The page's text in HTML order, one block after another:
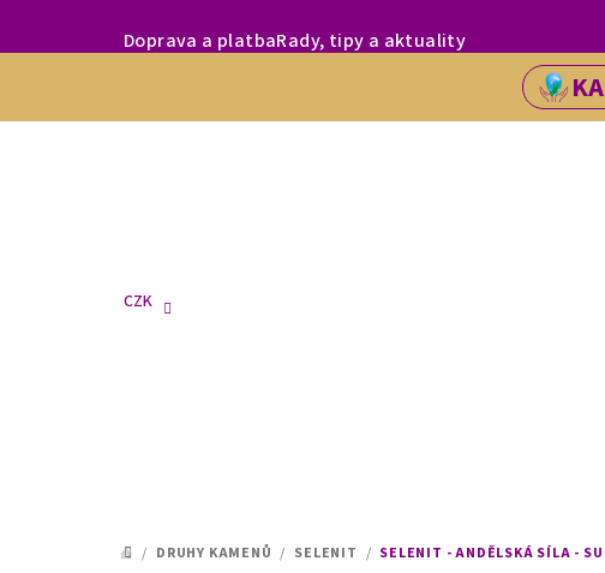
MILÍ ZÁKAZNÍCI,
Doprava a platbaRady, tipy a aktuality
CZK
DOMŮ
/ DRUHY KAMENŮ / SELENIT / SELENIT - ANDĚLSKÁ SÍLA -